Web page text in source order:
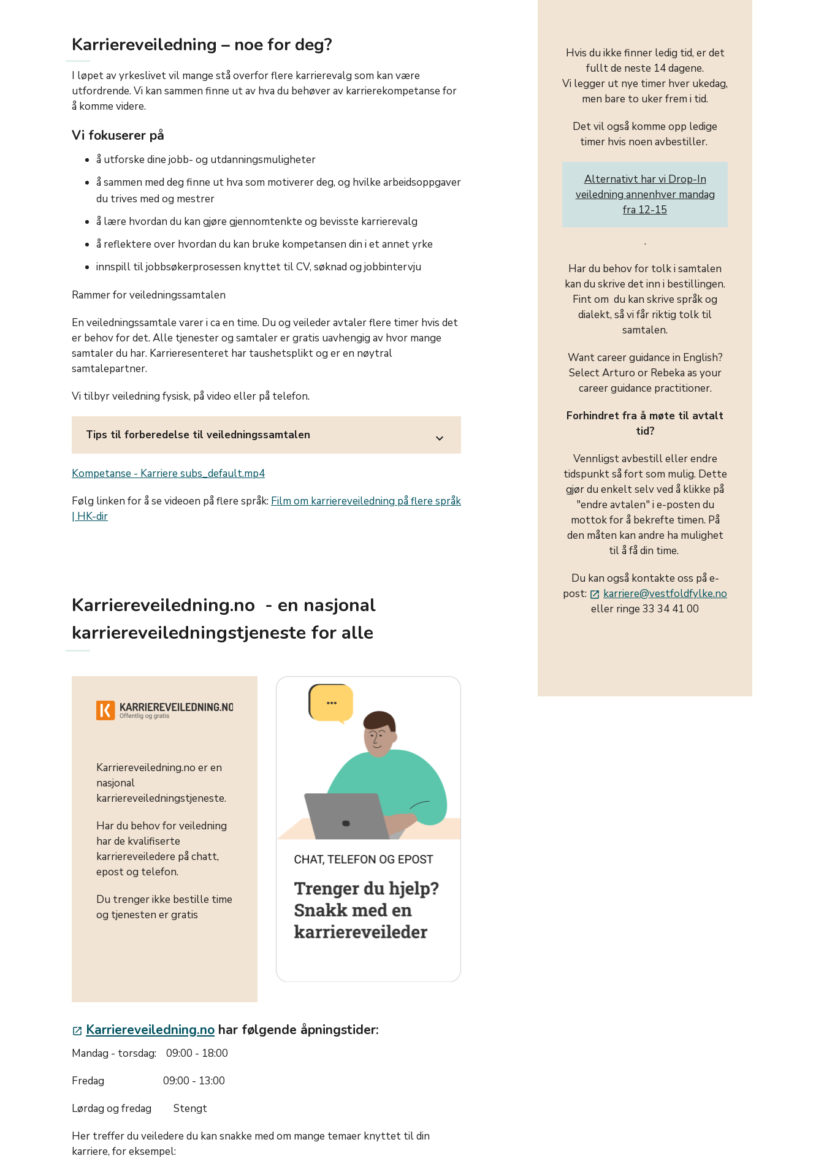
Karriereveiledning – noe for deg?
I løpet av yrkeslivet vil mange stå overfor flere karrierevalg som kan være
utfordrende. Vi kan sammen finne ut av hva du behøver av karrierekompetanse for
å komme videre.
Vi fokuserer på
å utforske dine jobb- og utdanningsmuligheter
å sammen med deg finne ut hva som motiverer deg, og hvilke arbeidsoppgaver
du trives med og mestrer
å lære hvordan du kan gjøre gjennomtenkte og bevisste karrierevalg
å reflektere over hvordan du kan bruke kompetansen din i et annet yrke
innspill til jobbsøkerprosessen knyttet til CV, søknad og jobbintervju
Rammer for veiledningssamtalen
En veiledningssamtale varer i ca en time. Du og veileder avtaler flere timer hvis det
er behov for det. Alle tjenester og samtaler er gratis uavhengig av hvor mange
samtaler du har. Karrieresenteret har taushetsplikt og er en nøytral
samtalepartner.
Vi tilbyr veiledning fysisk, på video eller på telefon.
Tips til forberedelse til veiledningssamtalen expand_more
Kompetanse - Karriere subs_default.mp4
Følg linken for å se videoen på flere språk: Film om karriereveiledning på flere språk
| HK-dir
Karriereveiledning.no - en nasjonal
karriereveiledningstjeneste for alle
Karriereveiledning.no er en
nasjonal
karriereveiledningstjeneste.
Har du behov for veiledning
har de kvalifiserte
karriereveiledere på chatt,
epost og telefon.
Du trenger ikke bestille time
og tjenesten er gratis
launch Karriereveiledning.no har følgende åpningstider:
Mandag - torsdag: 09:00 - 18:00
Fredag 09:00 - 13:00
Lørdag og fredag Stengt
Her treffer du veiledere du kan snakke med om mange temaer knyttet til din
karriere, for eksempel:
Hvis du ikke finner ledig tid, er det
fullt de neste 14 dagene.
Vi legger ut nye timer hver ukedag,
men bare to uker frem i tid.
Det vil også komme opp ledige
timer hvis noen avbestiller.
Alternativt har vi Drop-In
veiledning annenhver mandag
fra 12-15
.
Har du behov for tolk i samtalen
kan du skrive det inn i bestillingen.
Fint om du kan skrive språk og
dialekt, så vi får riktig tolk til
samtalen.
Want career guidance in English?
Select Arturo or Rebeka as your
career guidance practitioner.
Forhindret fra å møte til avtalt
tid?
Vennligst avbestill eller endre
tidspunkt så fort som mulig. Dette
gjør du enkelt selv ved å klikke på
"endre avtalen" i e-posten du
mottok for å bekrefte timen. På
den måten kan andre ha mulighet
til å få din time.
Du kan også kontakte oss på e-
post: launch karriere@vestfoldfylke.no
eller ringe 33 34 41 00